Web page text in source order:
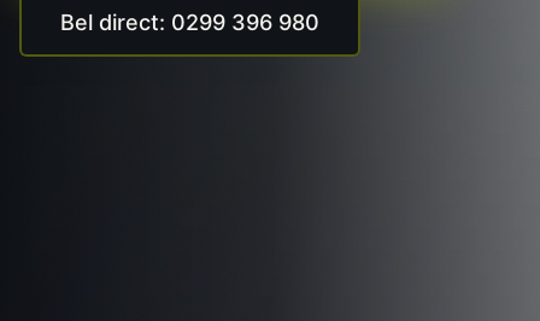
Bel direct: 0299 396 980